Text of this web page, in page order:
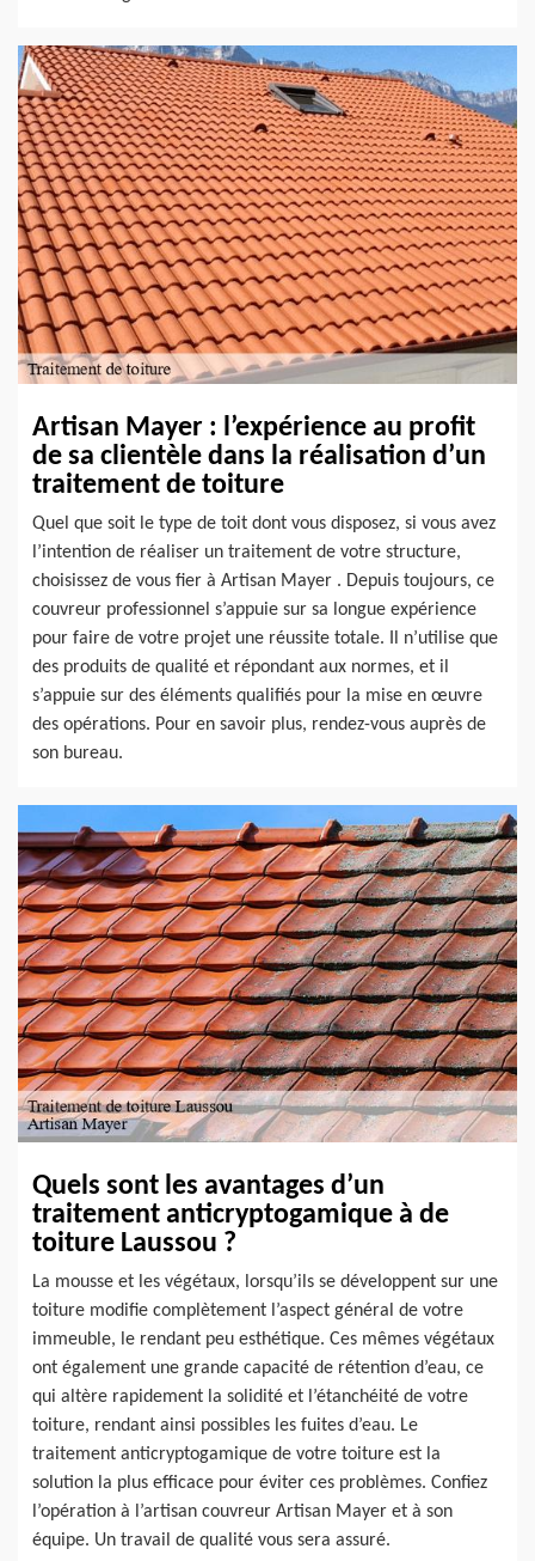
Artisan Mayer : l’expérience au profit
de sa clientèle dans la réalisation d’un
traitement de toiture
Quel que soit le type de toit dont vous disposez, si vous avez
l’intention de réaliser un traitement de votre structure,
choisissez de vous fier à Artisan Mayer . Depuis toujours, ce
couvreur professionnel s’appuie sur sa longue expérience
pour faire de votre projet une réussite totale. Il n’utilise que
des produits de qualité et répondant aux normes, et il
s’appuie sur des éléments qualifiés pour la mise en œuvre
des opérations. Pour en savoir plus, rendez-vous auprès de
son bureau.
Quels sont les avantages d’un
traitement anticryptogamique à de
toiture Laussou ?
La mousse et les végétaux, lorsqu’ils se développent sur une
toiture modifie complètement l’aspect général de votre
immeuble, le rendant peu esthétique. Ces mêmes végétaux
ont également une grande capacité de rétention d’eau, ce
qui altère rapidement la solidité et l’étanchéité de votre
toiture, rendant ainsi possibles les fuites d’eau. Le
traitement anticryptogamique de votre toiture est la
solution la plus efficace pour éviter ces problèmes. Confiez
l’opération à l’artisan couvreur Artisan Mayer et à son
équipe. Un travail de qualité vous sera assuré.